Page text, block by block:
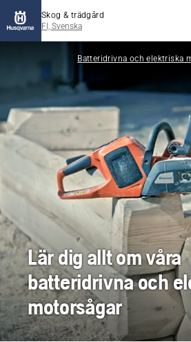
Skog & trädgård
FI, Svenska
Batteridrivna och elektriska
Lär dig allt om våra
batteridrivna och
motorsågar